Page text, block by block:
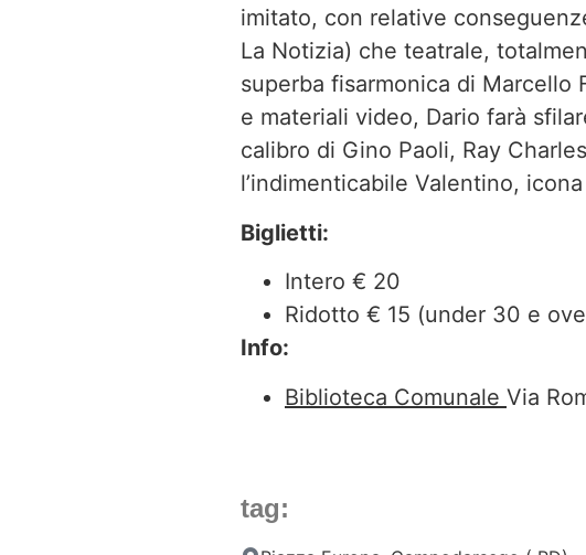
imitato, con relative
La Notizia) che teatrale,
superba fisarmonica di Marcello
e materiali video, Dario farà
calibro di Gino Paoli, Ray
l’indimenticabile Valentino,
Biglietti:
Intero € 20
Ridotto € 15 (under 30 e
Info:
Biblioteca Comunale Via
tag: